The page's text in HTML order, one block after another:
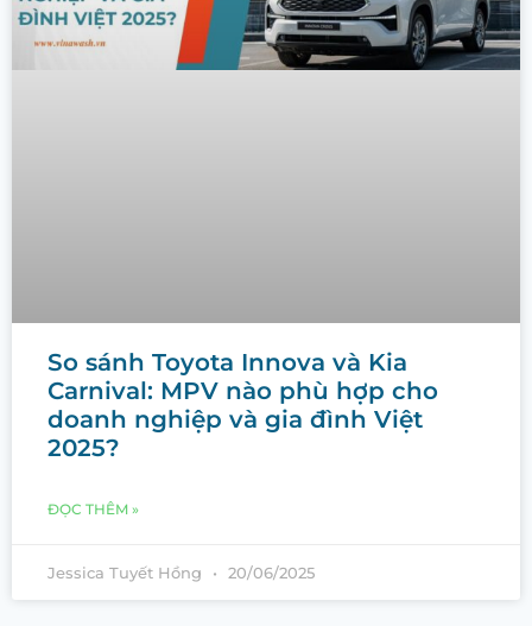
So sánh Toyota Innova và Kia
Carnival: MPV nào phù hợp cho
doanh nghiệp và gia đình Việt
2025?
ĐỌC THÊM »
Jessica Tuyết Hồng 20/06/2025